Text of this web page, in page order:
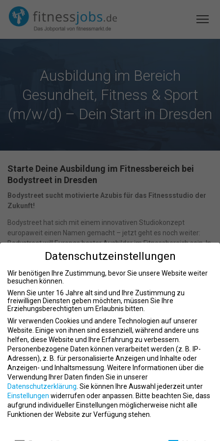
Ausbildung im Bereich
Gesundheit, Fitness & Sport
(m/w/d) – Dein Start in Dresden
Starte Deine Ausbildung im Fitnessbereich bei
Bodystreet in Dresden
Bodystreet sucht motivierte Azubis für das Fitnessstudio der
Zukunft!
Bodystreet hat sich mit einem innovativen Studiokonzept
europaweit einen Namen gemacht – jetzt geht es noch weiter:
Bodystreet will Europas bester Ausbilder im Fitnessbereich sein. In
den Ausbildungen bei Bodystreet erwirbst Du alles, was Du für
Deinen erfolgreichen Einstieg in die Welt von Gesundheit, Sport
und Fitness brauchst.
So läuft Deine Ausbildung bei Bodystreet ab:
In den 3 Jahren Deiner Ausbildung lernst Du direkt im
Bodystreet Studio in Dresden und erhältst parallel Unterricht in
der Berufsschule.
Du beschäftigst Dich mit allem, was im Gesundheits-, Sport-
und Fitnessbereich wichtig ist – plus einigen spannenden
Extras, die Dich besonders fit für Deine Karriere machen.
Vom ersten Tag an bist Du fest im Studioteam integriert,
gestaltest aktiv den Studioalltag mit und arbeitest eng mit den
Kolleg:innen vor Ort zusammen.
Während der gesamten Ausbildungszeit erhältst Du ein festes
Datenschutzeinstellungen
Wir benötigen Ihre Zustimmung, bevor Sie unsere Website weiter
besuchen können.
Wenn Sie unter 16 Jahre alt sind und Ihre Zustimmung zu
freiwilligen Diensten geben möchten, müssen Sie Ihre
Erziehungsberechtigten um Erlaubnis bitten.
Wir verwenden Cookies und andere Technologien auf unserer
Website. Einige von ihnen sind essenziell, während andere uns
helfen, diese Website und Ihre Erfahrung zu verbessern.
Personenbezogene Daten können verarbeitet werden (z. B. IP-
Adressen), z. B. für personalisierte Anzeigen und Inhalte oder
Anzeigen- und Inhaltsmessung. Weitere Informationen über die
Verwendung Ihrer Daten finden Sie in unserer
Datenschutzerklärung. Sie können Ihre Auswahl jederzeit unter
Einstellungen widerrufen oder anpassen. Bitte beachten Sie, dass
aufgrund individueller Einstellungen möglicherweise nicht alle
Funktionen der Website zur Verfügung stehen.